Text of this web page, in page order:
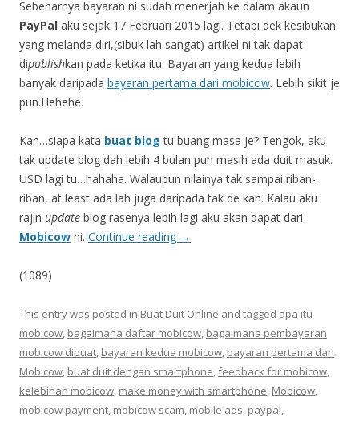
Sebenarnya bayaran ni sudah menerjah ke dalam akaun
PayPal aku sejak 17 Februari 2015 lagi. Tetapi dek kesibukan
yang melanda diri,(sibuk lah sangat) artikel ni tak dapat
dipublishkan pada ketika itu. Bayaran yang kedua lebih
banyak daripada bayaran pertama dari mobicow. Lebih sikit je
pun.Hehehe.
Kan…siapa kata buat blog tu buang masa je? Tengok, aku
tak update blog dah lebih 4 bulan pun masih ada duit masuk.
USD lagi tu…hahaha. Walaupun nilainya tak sampai riban-
riban, at least ada lah juga daripada tak de kan. Kalau aku
rajin update blog rasenya lebih lagi aku akan dapat dari
Mobicow ni. Continue reading →
(1089)
This entry was posted in Buat Duit Online and tagged apa itu
mobicow, bagaimana daftar mobicow, bagaimana pembayaran
mobicow dibuat, bayaran kedua mobicow, bayaran pertama dari
Mobicow, buat duit dengan smartphone,feedback for mobicow,
kelebihan mobicow, make money with smartphone, Mobicow,
mobicow payment, mobicow scam, mobile ads, paypal,